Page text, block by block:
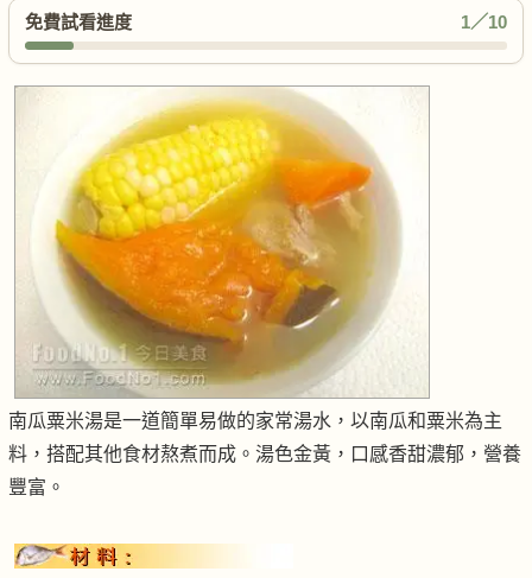
免費試看進度 1／10
南瓜粟米湯是一道簡單易做的家常湯水，以南瓜和粟米為主
料，搭配其他食材熬煮而成。湯色金黃，口感香甜濃郁，營養
豐富。